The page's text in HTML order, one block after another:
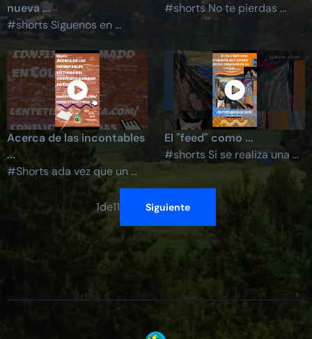
nueva ...
#shorts Síguenos en ...
#shorts No te pierdas ...
Acerca de las incontables
...
#Shorts ada vez que un ...
El "feed" como ...
#shorts Si se realiza una ...
1de11 Siguiente